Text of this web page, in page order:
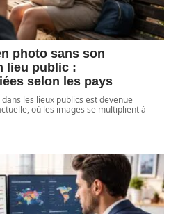
photo sans son
lieu public :
selon les pays
les lieux publics est devenue
où les images se multiplient à